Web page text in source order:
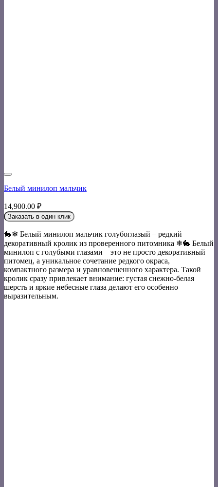
Белый минилоп мальчик
14,900.00 ₽
Заказать в один клик
🐇❄ Белый минилоп мальчик голубоглазый – редкий
декоративный кролик из проверенного питомника ❄🐇 Белый
минилоп с голубыми глазами – это не просто декоративный
питомец, а уникальное сочетание редкого окраса,
компактного размера и уравновешенного характера. Такой
кролик сразу привлекает внимание: густая снежно-белая
шерсть и яркие небесные глаза делают его особенно
выразительным.